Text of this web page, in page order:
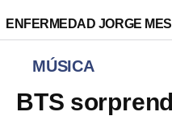
ENFERMEDAD JORGE
MÚSICA
BTS